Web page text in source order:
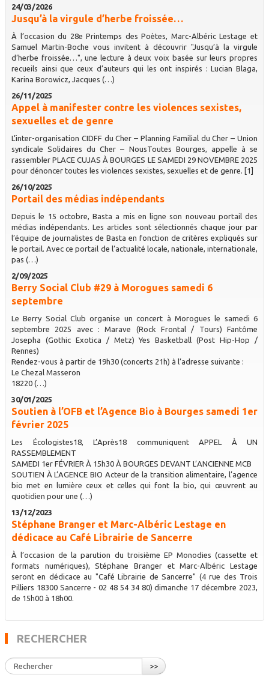
24/03/2026
Jusqu’à la virgule d’herbe froissée…
À l’occasion du 28e Printemps des Poètes, Marc-Albéric Lestage et
Samuel Martin-Boche vous invitent à découvrir "Jusqu’à la virgule
d’herbe froissée…", une lecture à deux voix basée sur leurs propres
recueils ainsi que ceux d’auteurs qui les ont inspirés : Lucian Blaga,
Karina Borowicz, Jacques (…)
26/11/2025
Appel à manifester contre les violences sexistes,
sexuelles et de genre
L’inter-organisation CIDFF du Cher – Planning Familial du Cher – Union
syndicale Solidaires du Cher – NousToutes Bourges, appelle à se
rassembler PLACE CUJAS À BOURGES LE SAMEDI 29 NOVEMBRE 2025
pour dénoncer toutes les violences sexistes, sexuelles et de genre. [1]
26/10/2025
Portail des médias indépendants
Depuis le 15 octobre, Basta a mis en ligne son nouveau portail des
médias indépendants. Les articles sont sélectionnés chaque jour par
l’équipe de journalistes de Basta en fonction de critères expliqués sur
le portail. Avec ce portail de l’actualité locale, nationale, internationale,
pas (…)
2/09/2025
Berry Social Club #29 à Morogues samedi 6
septembre
Le Berry Social Club organise un concert à Morogues le samedi 6
septembre 2025 avec : Marave (Rock Frontal / Tours) Fantôme
Josepha (Gothic Exotica / Metz) Yes Basketball (Post Hip-Hop /
Rennes)
Rendez-vous à partir de 19h30 (concerts 21h) à l’adresse suivante :
Le Chezal Masseron
18220 (…)
30/01/2025
Soutien à l’OFB et l’Agence Bio à Bourges samedi 1er
février 2025
Les Écologistes18, L’Après18 communiquent APPEL À UN
RASSEMBLEMENT
SAMEDI 1er FÉVRIER À 15h30 À BOURGES DEVANT L’ANCIENNE MCB
SOUTIEN À L’AGENCE BIO Acteur de la transition alimentaire, l’agence
bio met en lumière ceux et celles qui font la bio, qui œuvrent au
quotidien pour une (…)
13/12/2023
Stéphane Branger et Marc-Albéric Lestage en
dédicace au Café Librairie de Sancerre
À l’occasion de la parution du troisième EP Monodies (cassette et
formats numériques), Stéphane Branger et Marc-Albéric Lestage
seront en dédicace au "Café Librairie de Sancerre" (4 rue des Trois
Pilliers 18300 Sancerre - 02 48 54 34 80) dimanche 17 décembre 2023,
de 15h00 à 18h00.
RECHERCHER
>>